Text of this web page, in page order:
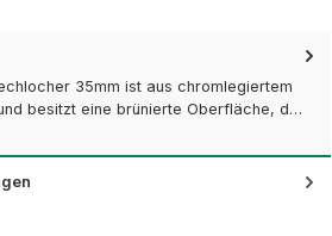
35mm ist aus chromlegiertem
besitzt eine brünierte Oberfläche, d…